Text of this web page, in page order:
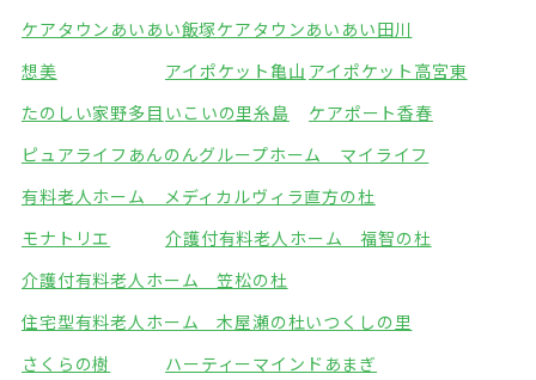
ケアタウンあいあい飯塚ケアタウンあいあい田川
想美
アイポケット亀山 アイポケット高宮東
たのしい家野多目 いこいの里糸島
ケアポート香春
ピュアライフあんのんグループホーム マイライフ
有料老人ホーム メディカルヴィラ直方の杜
モナトリエ
介護付有料老人ホーム 福智の杜
介護付有料老人ホーム 笠松の杜
住宅型有料老人ホーム 木屋瀬の杜いつくしの里
さくらの樹
ハーティーマインドあまぎ